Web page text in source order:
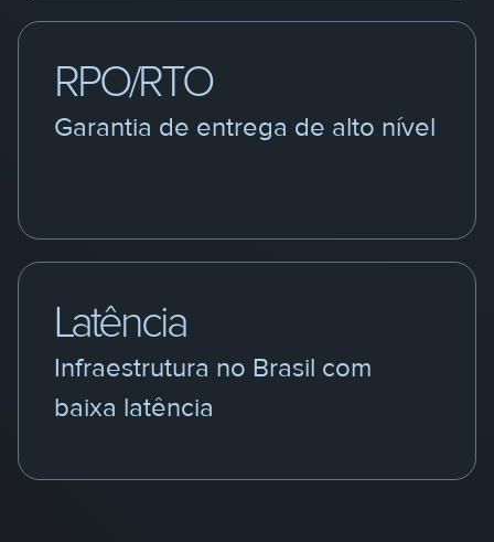
RPO/RTO
Garantia de entrega de alto nível
Latência
Infraestrutura no Brasil com
baixa latência